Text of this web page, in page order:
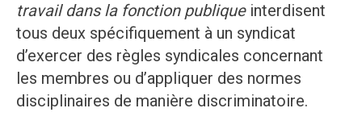
travail dans la fonction publiqueinterdisent
tous deux spécifiquement à un syndicat
d’exercer des règles syndicales concernant
les membres ou d’appliquer des normes
disciplinaires de manière discriminatoire.